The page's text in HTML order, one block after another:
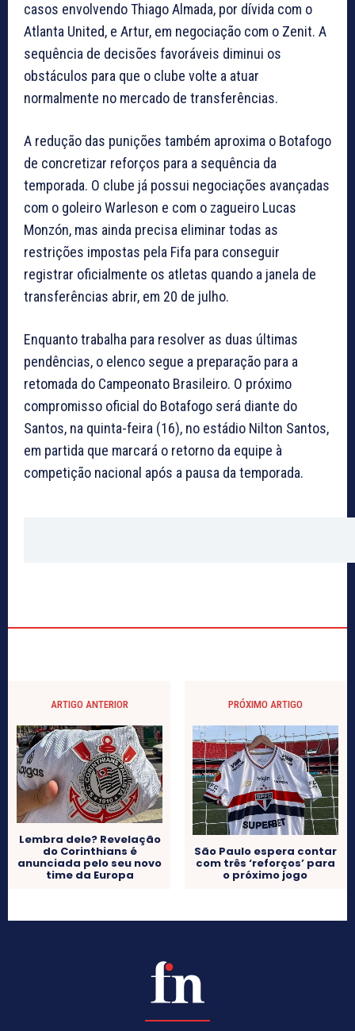
casos envolvendo Thiago Almada, por dívida com o
Atlanta United, e Artur, em negociação com o Zenit. A
sequência de decisões favoráveis diminui os
obstáculos para que o clube volte a atuar
normalmente no mercado de transferências.
A redução das punições também aproxima o Botafogo
de concretizar reforços para a sequência da
temporada. O clube já possui negociações avançadas
com o goleiro Warleson e com o zagueiro Lucas
Monzón, mas ainda precisa eliminar todas as
restrições impostas pela Fifa para conseguir
registrar oficialmente os atletas quando a janela de
transferências abrir, em 20 de julho.
Enquanto trabalha para resolver as duas últimas
pendências, o elenco segue a preparação para a
retomada do Campeonato Brasileiro. O próximo
compromisso oficial do Botafogo será diante do
Santos, na quinta-feira (16), no estádio Nilton Santos,
em partida que marcará o retorno da equipe à
competição nacional após a pausa da temporada.
ARTIGO ANTERIOR
Lembra dele? Revelação
do Corinthians é
anunciada pelo seu novo
time da Europa
PRÓXIMO ARTIGO
São Paulo espera contar
com três ‘reforços’ para
o próximo jogo